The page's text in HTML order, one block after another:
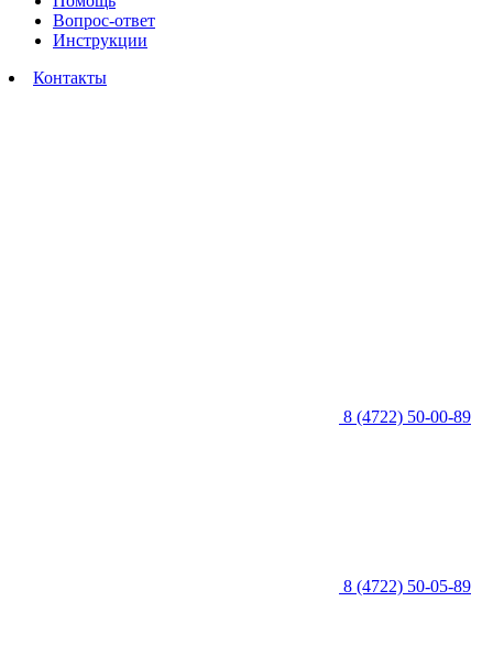
Вопрос-ответ
Инструкции
Контакты
8 (4722) 50-00-89
8 (4722) 50-05-89